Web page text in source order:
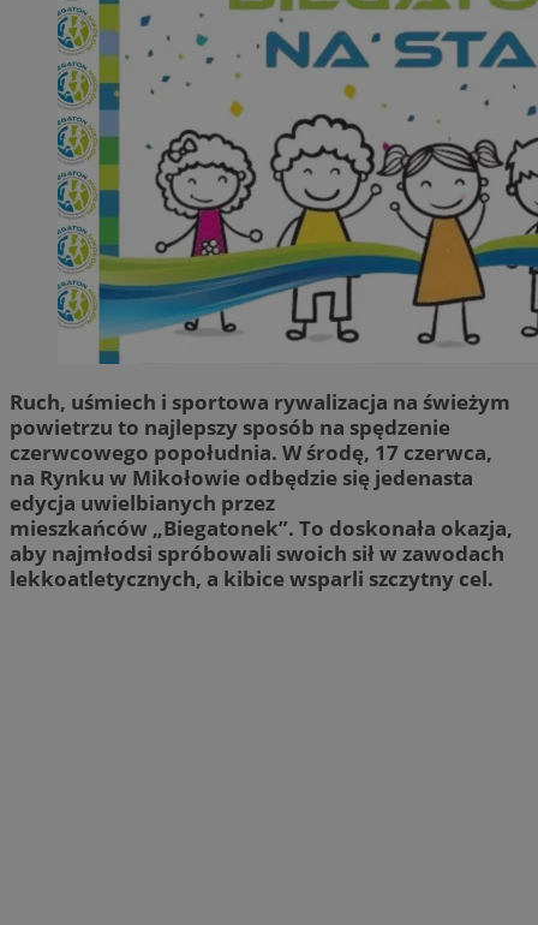
Ruch, uśmiech i sportowa rywalizacja na świeżym
powietrzu to najlepszy sposób na spędzenie
czerwcowego popołudnia. W środę, 17 czerwca,
na Rynku w Mikołowie odbędzie się jedenasta
edycja uwielbianych przez
mieszkańców „Biegatonek”. To doskonała okazja,
aby najmłodsi spróbowali swoich sił w zawodach
lekkoatletycznych, a kibice wsparli szczytny cel.